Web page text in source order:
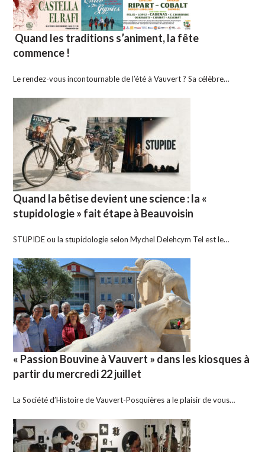
Quand les traditions s’animent, la fête
commence !
Le rendez-vous incontournable de l’été à Vauvert ? Sa célèbre…
Quand la bêtise devient une science : la «
stupidologie » fait étape à Beauvoisin
STUPIDE ou la stupidologie selon Mychel Delehcym Tel est le…
« Passion Bouvine à Vauvert » dans les kiosques à
partir du mercredi 22 juillet
La Société d’Histoire de Vauvert-Posquières a le plaisir de vous…